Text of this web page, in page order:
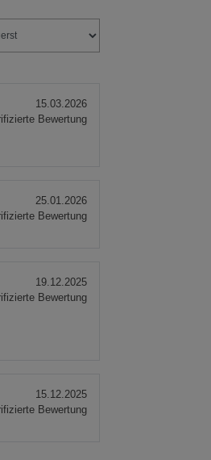
15.03.2026
Bewertung
25.01.2026
Bewertung
19.12.2025
Bewertung
15.12.2025
Bewertung